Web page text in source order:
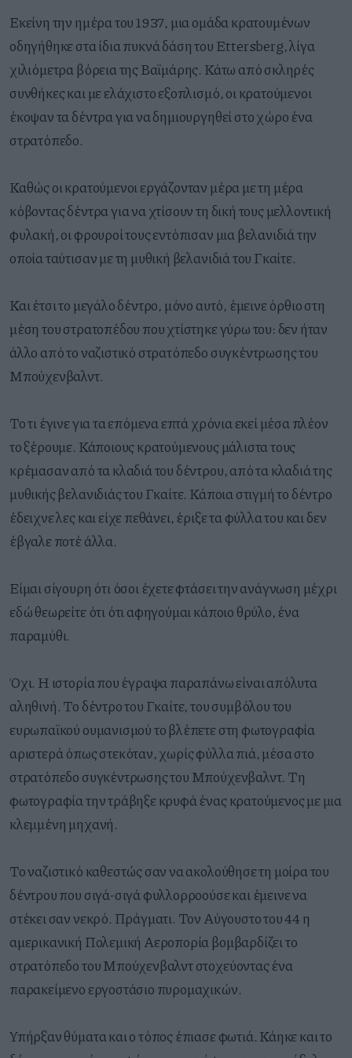
Εκείνη την ημέρα του 1937, μια ομάδα κρατουμένων
οδηγήθηκε στα ίδια πυκνά δάση του Ettersberg, λίγα
χιλιόμετρα βόρεια της Βαϊμάρης. Κάτω από σκληρές
συνθήκες και με ελάχιστο εξοπλισμό, οι κρατούμενοι
έκοψαν τα δέντρα για να δημιουργηθεί στο χώρο ένα
στρατόπεδο.
Καθώς οι κρατούμενοι εργάζονταν μέρα με τη μέρα
κόβοντας δέντρα για να χτίσουν τη δική τους μελλοντική
φυλακή, οι φρουροί τους εντόπισαν μια βελανιδιά την
οποία ταύτισαν με τη μυθική βελανιδιά του Γκαίτε.
Και έτσι το μεγάλο δέντρο, μόνο αυτό, έμεινε όρθιο στη
μέση του στρατοπέδου που χτίστηκε γύρω του: δεν ήταν
άλλο από το ναζιστικό στρατόπεδο συγκέντρωσης του
Μπούχενβαλντ.
Το τι έγινε για τα επόμενα επτά χρόνια εκεί μέσα πλέον
το ξέρουμε. Κάποιους κρατούμενους μάλιστα τους
κρέμασαν από τα κλαδιά του δέντρου, από τα κλαδιά της
μυθικής βελανιδιάς του Γκαίτε. Κάποια στιγμή το δέντρο
έδειχνε λες και είχε πεθάνει, έριξε τα φύλλα του και δεν
έβγαλε ποτέ άλλα.
Είμαι σίγουρη ότι όσοι έχετε φτάσει την ανάγνωση μέχρι
εδώ θεωρείτε ότι ότι αφηγούμαι κάποιο θρύλο, ένα
παραμύθι.
Όχι. Η ιστορία που έγραψα παραπάνω είναι απόλυτα
αληθινή. Το δέντρο του Γκαίτε, του συμβόλου του
ευρωπαϊκού ουμανισμού το βλέπετε στη φωτογραφία
αριστερά όπως στεκόταν, χωρίς φύλλα πιά, μέσα στο
στρατόπεδο συγκέντρωσης του Μπούχενβαλντ. Τη
φωτογραφία την τράβηξε κρυφά ένας κρατούμενος με μια
κλεμμένη μηχανή.
Το ναζιστικό καθεστώς σαν να ακολούθησε τη μοίρα του
δέντρου που σιγά-σιγά φυλλορροούσε και έμεινε να
στέκει σαν νεκρό. Πράγματι. Τον Αύγουστο του 44 η
αμερικανική Πολεμική Αεροπορία βομβαρδίζει το
στρατόπεδο του Μπούχενβαλντ στοχεύοντας ένα
παρακείμενο εργοστάσιο πυρομαχικών.
Υπήρξαν θύματα και ο τόπος έπιασε φωτιά. Κάηκε και το